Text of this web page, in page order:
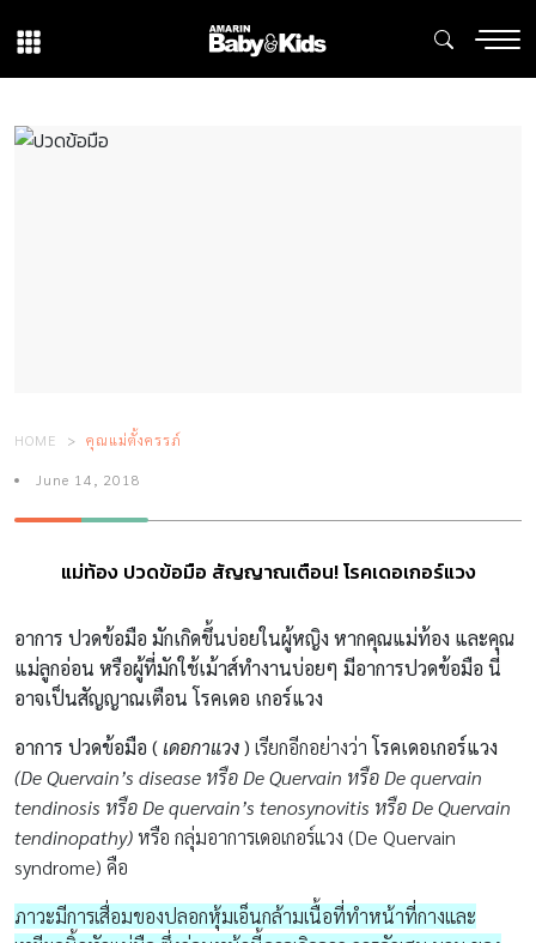
HOME คุณแม่ตั้งครรภ์
June 14, 2018
แม่ท้อง ปวดข้อมือ สัญญาณเตือน! โรคเดอเกอร์แวง
อาการ ปวดข้อมือ มักเกิดขึ้นบ่อยในผู้หญิง หากคุณแม่ท้อง และคุณ
แม่ลูกอ่อน หรือผู้ที่มักใช้เม้าส์ทำงานบ่อยๆ มีอาการปวดข้อมือ นี่
อาจเป็นสัญญาณเตือนโรคเดอ เกอร์แวง
อาการ ปวดข้อมือ (เดอกาแวง) เรียกอีกอย่างว่าโรคเดอเกอร์แวง
(De Quervain’s disease หรือ De Quervain หรือ De quervain
tendinosis หรือ De quervain’s tenosynovitis หรือ De Quervain
tendinopathy) หรือ กลุ่มอาการเดอเกอร์แวง (De Quervain
syndrome) คือ
ภาวะมีการเสื่อมของปลอกหุ้มเอ็นกล้ามเนื้อที่ทำหน้าที่กางและ